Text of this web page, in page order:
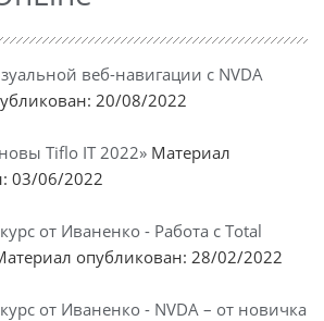
веб-навигации с NVDA
20/08/2022
Tiflo IT 2022» Материал
03/06/2022
от Иваненко - Работа с Total
опубликован: 28/02/2022
от Иваненко - NVDA – от новичка